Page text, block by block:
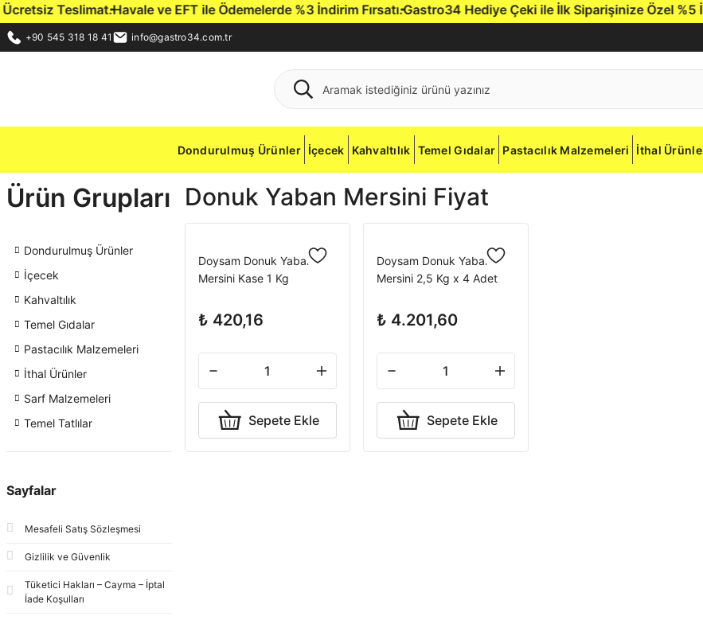
Teslimat.Havale ve EFT ile Ödemelerde %3 İndirim Fırsatı.Gastro34 Hediye Çeki ile İlk Siparişinize Özel %5
+90 545 318 18 41 info@gastro34.com.tr
Dondurulmuş Ürünler İçecek Kahvaltılık Temel Gıdalar Pastacılık Malzemeleri İthal
Ürün Grupları
Dondurulmuş Ürünler
İçecek
Kahvaltılık
Temel Gıdalar
Pastacılık Malzemeleri
İthal Ürünler
Sarf Malzemeleri
Temel Tatlılar
Sayfalar
Mesafeli Satış Sözleşmesi
Gizlilik ve Güvenlik
Tüketici Hakları – Cayma – İptal
İade Koşulları
Donuk Yaban Mersini Fiyat
Doysam Donuk Yaban
Mersini Kase 1 Kg
₺ 420,16
Sepete Ekle
Doysam Donuk Yaban
Mersini 2,5 Kg x 4 Adet
₺ 4.201,60
Sepete Ekle